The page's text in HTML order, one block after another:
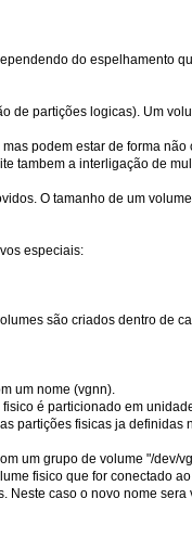
do espelhamento
de partições logicas). Um
podem estar de forma
tambem a interligação de
O tamanho de um
especiais:
são criados dentro de
um nome (vgnn).
é particionado em
partições fisicas ja definidas
um grupo de volume "/dev/
fisico que for conectado
Neste caso o novo nome sera